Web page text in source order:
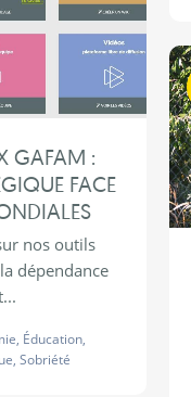
GAFAM :
FACE
nos outils
dépendance
, Éducation,
, Sobriété